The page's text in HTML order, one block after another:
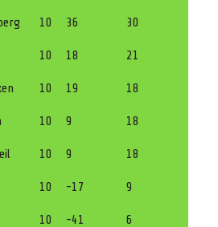
10 36 30
10 18 21
10 19 18
10 9 18
10 9 18
10 -17 9
10 -41 6